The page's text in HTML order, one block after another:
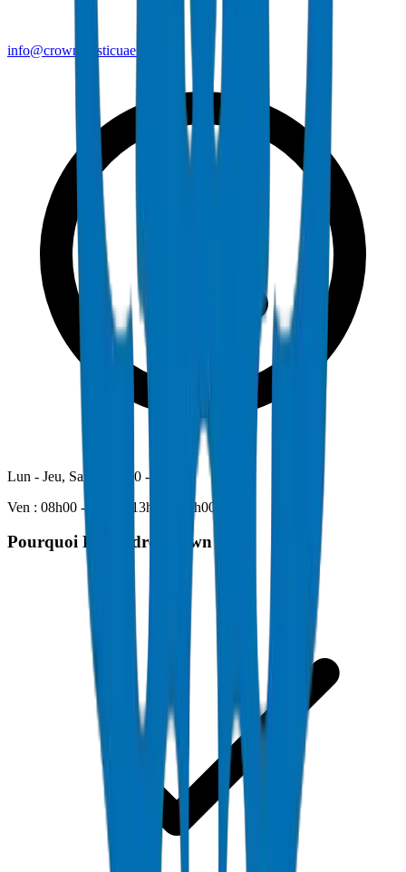
info@crownplasticuae.com
Lun - Jeu, Sam : 08h00 - 19h00
Ven : 08h00 - 11h30, 13h00 - 19h00
Pourquoi Rejoindre Crown ?